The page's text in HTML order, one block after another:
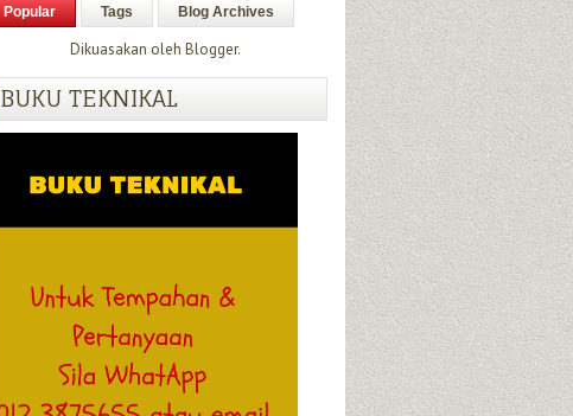
Popular Tags Blog Archives
Dikuasakan oleh Blogger.
BUKU TEKNIKAL